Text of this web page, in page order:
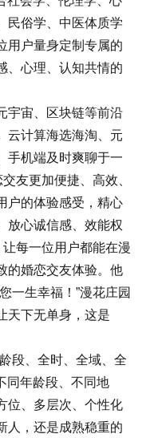
民俗学、中医体质学
用户量身定制专属的
、心理、认知共情的
宙、区块链等前沿
云计算海选海淘、元
手机端及时爽聊于一
友更加便捷、高效、
户的体验感受，精心
放心诚信感、效能权
让每一位用户都能在漫
的婚恋交友体验。他
一生幸福！”漫花庄园
天下无单身，这是
段、全时、全域、全
同年龄段、不同地
位、多层次、个性化
人，还是成熟稳重的